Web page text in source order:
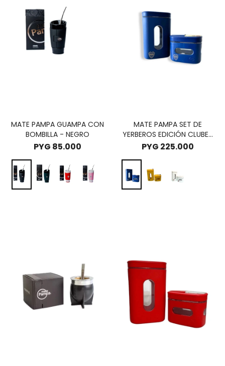
MATE PAMPA GUAMPA CON
BOMBILLA - NEGRO
PYG 85.000
MATE PAMPA SET DE
YERBEROS EDICIÓN CLUBES
- BOCA JUNIORS AZUL
PYG 225.000